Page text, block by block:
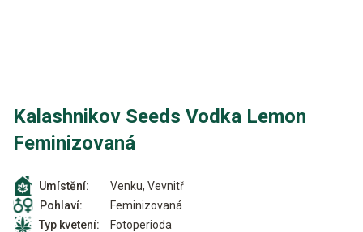
Kalashnikov Seeds Vodka Lemon
Feminizovaná
Umístění:
Venku, Vevnitř
Pohlaví:
Feminizovaná
Typ kvetení:
Fotoperioda